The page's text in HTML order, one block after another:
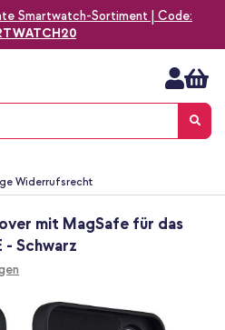
Smartwatch-Sortiment | Code:
Widerrufsrecht
mit MagSafe für das
- Schwarz